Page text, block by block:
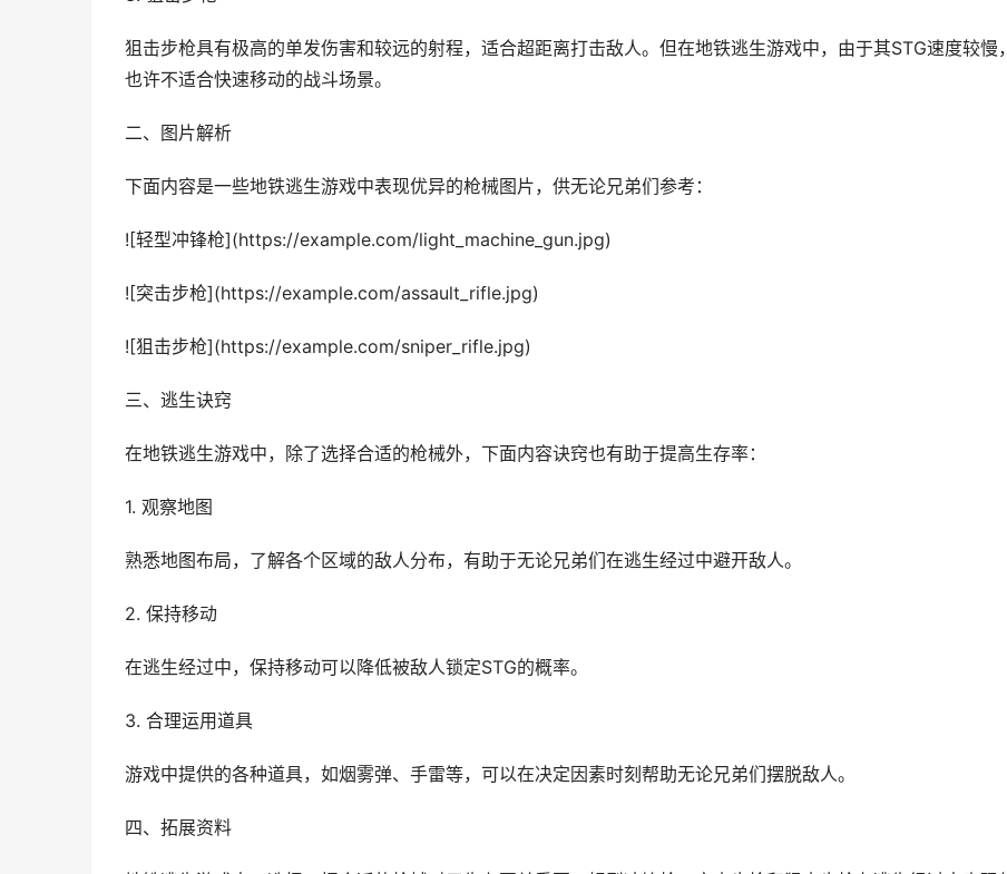
狙击步枪具有极高的单发伤害和较远的射程，适合超距离打击敌人。但在地铁逃生游戏中，由于其STG速度较慢，
也许不适合快速移动的战斗场景。
二、图片解析
下面内容是一些地铁逃生游戏中表现优异的枪械图片，供无论兄弟们参考：
![轻型冲锋枪](https://example.com/light_machine_gun.jpg)
![突击步枪](https://example.com/assault_rifle.jpg)
![狙击步枪](https://example.com/sniper_rifle.jpg)
三、逃生诀窍
在地铁逃生游戏中，除了选择合适的枪械外，下面内容诀窍也有助于提高生存率：
1. 观察地图
熟悉地图布局，了解各个区域的敌人分布，有助于无论兄弟们在逃生经过中避开敌人。
2. 保持移动
在逃生经过中，保持移动可以降低被敌人锁定STG的概率。
3. 合理运用道具
游戏中提供的各种道具，如烟雾弹、手雷等，可以在决定因素时刻帮助无论兄弟们摆脱敌人。
四、拓展资料